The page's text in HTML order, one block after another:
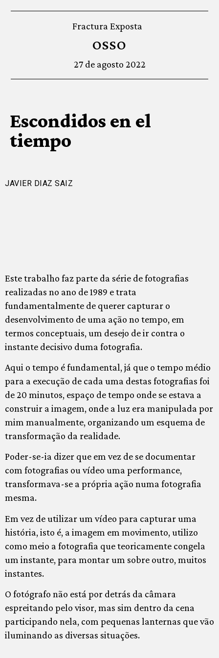
Fractura Exposta
OSSO
27 de agosto 2022
Escondidos en el
tiempo
JAVIER DIAZ SAIZ
Este trabalho faz parte da série de fotografias
realizadas no ano de 1989 e trata
fundamentalmente de querer capturar o
desenvolvimento de uma ação no tempo, em
termos conceptuais, um desejo de ir contra o
instante decisivo duma fotografia.
Aqui o tempo é fundamental, já que o tempo médio
para a execução de cada uma destas fotografias foi
de 20 minutos, espaço de tempo onde se estava a
construir a imagem, onde a luz era manipulada por
mim manualmente, organizando um esquema de
transformação da realidade.
Poder-se-ia dizer que em vez de se documentar
com fotografias ou vídeo uma performance,
transformava-se a própria ação numa fotografia
mesma.
Em vez de utilizar um vídeo para capturar uma
história, isto é, a imagem em movimento, utilizo
como meio a fotografia que teoricamente congela
um instante, para montar um sobre outro, muitos
instantes.
O fotógrafo não está por detrás da câmara
espreitando pelo visor, mas sim dentro da cena
participando nela, com pequenas lanternas que vão
iluminando as diversas situações.